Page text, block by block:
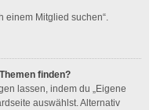
einem Mitglied suchen“.
finden?
lassen, indem du „Eigene
auswählst. Alternativ